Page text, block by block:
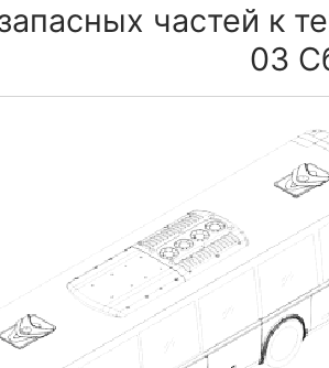
частей к
03